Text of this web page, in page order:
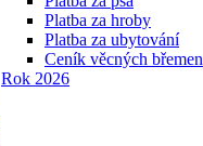
Platba za hroby
Platba za ubytování
Ceník věcných břemen
Rok 2026